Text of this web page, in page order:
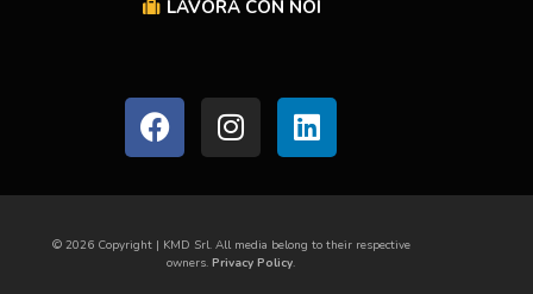
LAVORA CON NOI
© 2026 Copyright | KMD Srl. All media belong to their respective
owners. Privacy Policy.